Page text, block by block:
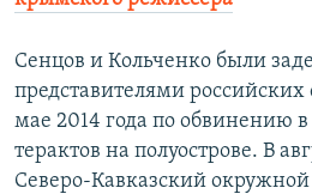
Сенцов и Кольченко были
представителями
мае 2014 года по обвинению
терактов на полуострове. В
Северо-Кавказский